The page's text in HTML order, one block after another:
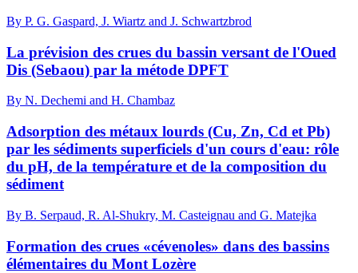
By P. G. Gaspard, J. Wiartz and J. Schwartzbrod
La prévision des crues du bassin versant de l'Oued
Dis (Sebaou) par la métode DPFT
By N. Dechemi and H. Chambaz
Adsorption des métaux lourds (Cu, Zn, Cd et Pb)
par les sédiments superficiels d'un cours d'eau: rôle
du pH, de la température et de la composition du
sédiment
By B. Serpaud, R. Al-Shukry, M. Casteignau and G. Matejka
Formation des crues «cévenoles» dans des bassins
élémentaires du Mont Lozère